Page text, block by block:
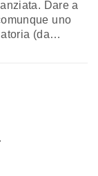
Dare a
uno
(da